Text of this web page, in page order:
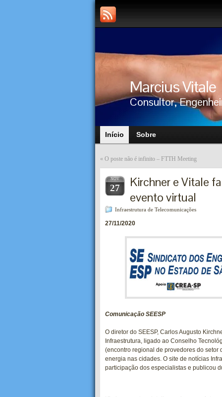
Marcius Vitale
Consultor,
Início Sobre
« O poste não é infinito – FTTH Meeting
NOV
27
Kirchner e Vitale
evento virtual
Infraestrutura de Telecomunicações
27/11/2020
Comunicação SEESP
O diretor do SEESP, Carlos Augusto
Infraestrutura, ligado ao Conselho
(encontro regional de provedores do setor
energia nas cidades. O site de notícias
participação dos especialistas e publicou